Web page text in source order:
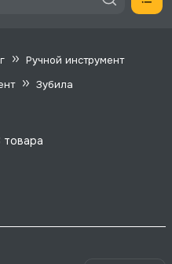
Ручной инструмент
Зубила
товара